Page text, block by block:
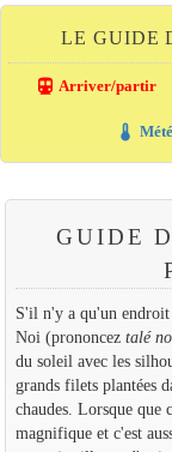
LE GUIDE
directions_transit Arriver/partir
thermostat
GUIDE
S'il n'y a qu'un
Noi (prononcez talé
du soleil avec les
grands filets plantées
chaudes. Lorsque que
magnifique et c'est